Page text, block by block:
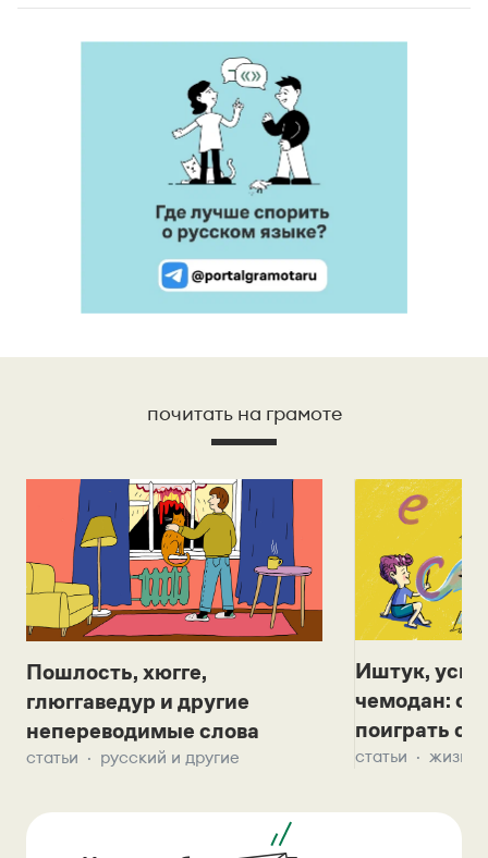
почитать на грамоте
Пошлость, хюгге,
глюггаведур и другие
непереводимые слова
статьи русский и другие
Иштук,
чемодан:
поиграть с
статьи жизнь